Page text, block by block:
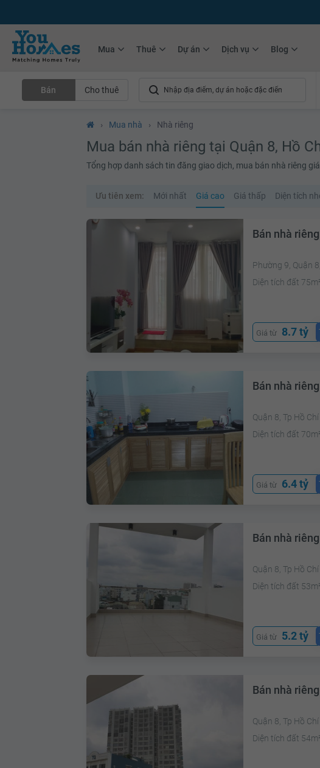
Mua Thuê Dự án Dịch vụ Blog
Bán Cho thuê
› Mua nhà › Nhà riêng
Mua bán nhà riêng tại Quận 8, Hồ
Tổng hợp danh sách tin đăng giao dịch, mua bán nhà riêng
Ưu tiên xem: Mới nhất Giá cao Giá thấp Diện tích
Bán nhà
Phường 9, Quận
Diện tích đất
Giá từ 8.7 tỷ
Bán nhà
Quận 8, Tp Hồ
Diện tích đất
Giá từ 6.4 tỷ
Bán nhà
Quận 8, Tp Hồ
Diện tích đất
Giá từ 5.2 tỷ
Bán nhà
Quận 8, Tp Hồ
Diện tích đất